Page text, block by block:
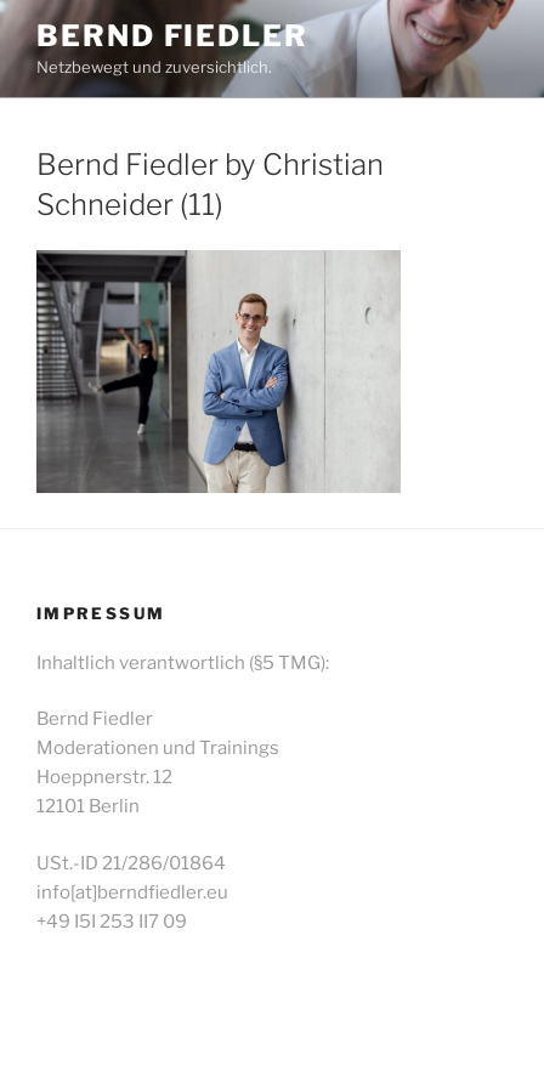
Zum
Inhalt
springen
BERND FIEDLER
Netzbewegt und zuversichtlich.
Bernd Fiedler by Christian
Schneider (11)
IMPRESSUM
Inhaltlich verantwortlich (§5 TMG):
Bernd Fiedler
Moderationen und Trainings
Hoeppnerstr. 12
12101 Berlin
USt.-ID 21/286/01864
info[at]berndfiedler.eu
+49 I5I 253 II7 09